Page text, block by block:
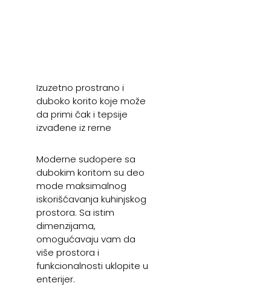
Izuzetno prostrano i
duboko korito koje može
da primi čak i tepsije
izvađene iz rerne
Moderne sudopere sa
dubokim koritom su deo
mode maksimalnog
iskorišćavanja kuhinjskog
prostora. Sa istim
dimenzijama,
omogućavaju vam da
više prostora i
funkcionalnosti uklopite u
enterijer.